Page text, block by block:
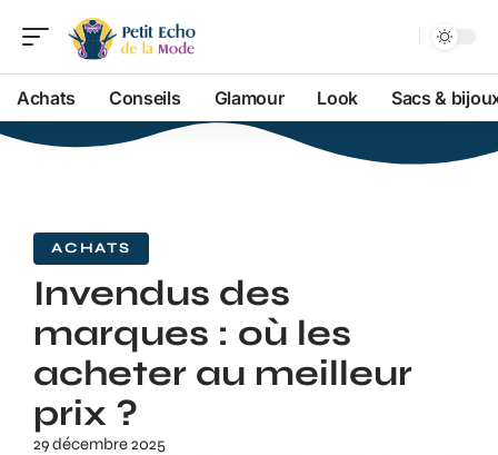
Achats Conseils Glamour Look Sacs &
ACHATS
Invendus des
marques : où les
acheter au meilleur
prix ?
29 décembre 2025